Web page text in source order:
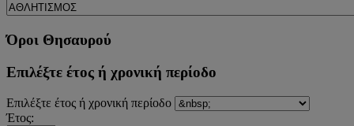
Όροι Θησαυρού
Επιλέξτε έτος ή χρονική περίοδο
Επιλέξτε έτος ή χρονική περίοδο
Έτος: